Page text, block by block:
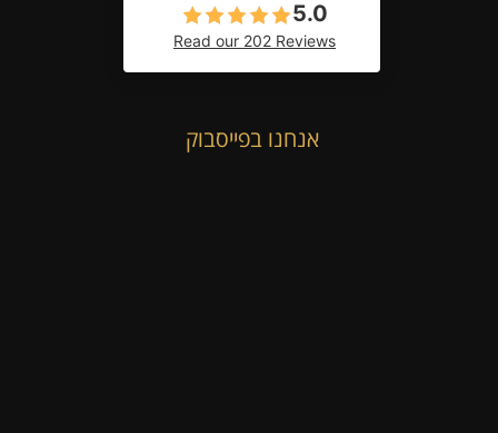
5.0
Read our 202 Reviews
אנחנו בפייסבוק